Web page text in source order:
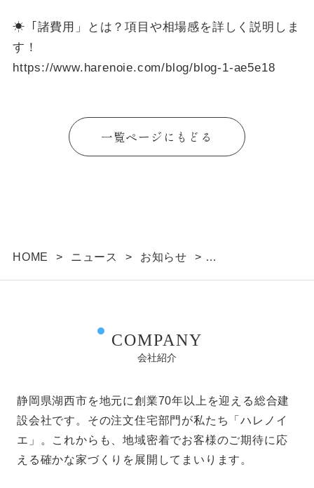
☀「諸費用」とは？項目や相場感を詳しく説明しま
す！
https://www.harenoie.com/blog/blog-1-ae5e18
一覧ページにもどる
HOME > ニュース > お知らせ
>
COMPANY
会社紹介
静岡県湖西市を地元に創業70年以上を迎える総合建
設会社です。その注文住宅部門が私たち「ハレノイ
エ」。これからも、地域密着でお客様のご期待に応
える確かな家づくりを展開してまいります。